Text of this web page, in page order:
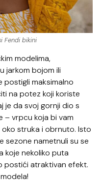
Fendi bikini
modelima,
jarkom bojom ili
postigli maksimalno
na potez koji koriste
je da svoj gornji dio s
– vrpcu koja bi vam
struka i obrnuto. Isto
sezone nametnuli su se
koje nekoliko puta
postići atraktivan efekt.